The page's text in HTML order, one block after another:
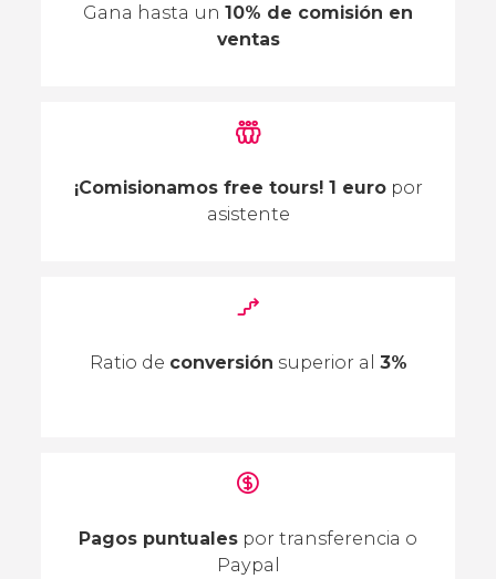
Gana hasta un 10% de comisión en
ventas
¡Comisionamos free tours! 1 europor
asistente
Ratio de conversión superior al 3%
Pagos puntuales por transferencia o
Paypal